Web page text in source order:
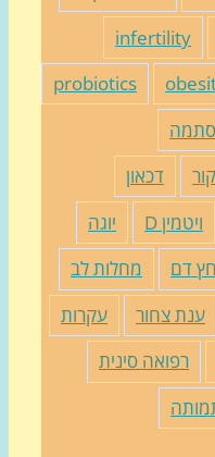
probiotics
יוגה
מחלות לב
עקרות
סינית